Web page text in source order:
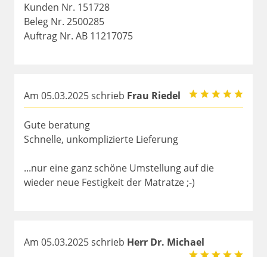
Kunden Nr. 151728
Beleg Nr. 2500285
Auftrag Nr. AB 11217075
Am 05.03.2025 schrieb Frau Riedel
Gute beratung
Schnelle, unkomplizierte Lieferung
...nur eine ganz schöne Umstellung auf die
wieder neue Festigkeit der Matratze ;-)
Am 05.03.2025 schrieb Herr Dr. Michael